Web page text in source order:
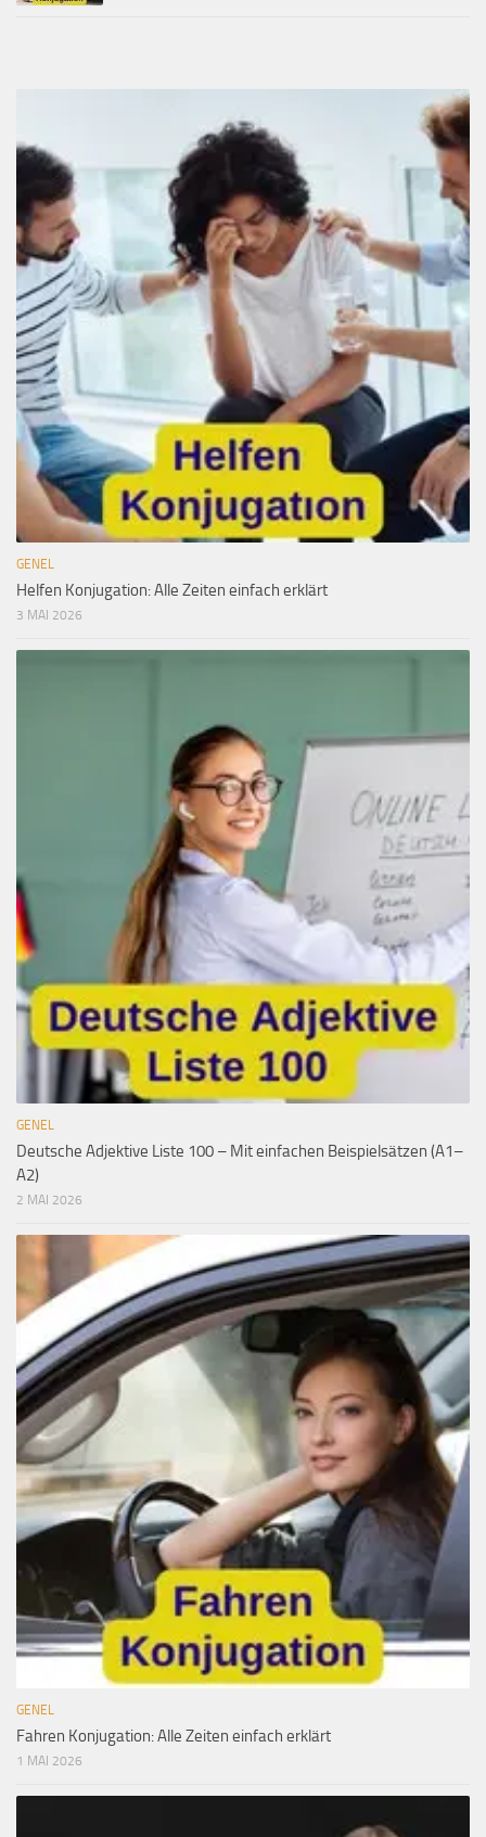
GENEL
Helfen Konjugation: Alle Zeiten einfach erklärt
3 MAI 2026
GENEL
Deutsche Adjektive Liste 100 – Mit einfachen Beispielsätzen (A1–
A2)
2 MAI 2026
GENEL
Fahren Konjugation: Alle Zeiten einfach erklärt
1 MAI 2026